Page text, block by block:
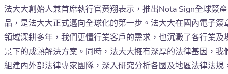
法大大創始人兼首席執行官黃翔表示，推出Nota Sign全球簽產
品，是法大大正式邁向全球化的第一步。法大大在國內電子簽
領域深耕多年，我們更懂行業客戶的需求，也沉澱了各行業及
景下的成熟解決方案。同時，法大大擁有深厚的法律基因，我
組建內外部法律專家團隊，深入研究分析各國及地區法律法規